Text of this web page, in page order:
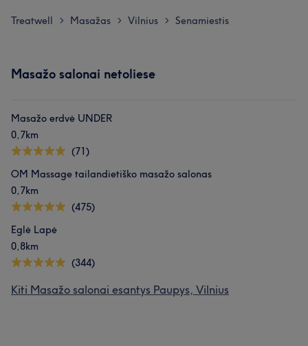
Treatwell > Masažas > Vilnius > Senamiestis
Masažo salonai netoliese
Masažo erdvė UNDER
0,7km
(71)
OM Massage tailandietiško masažo salonas
0,7km
(475)
Eglė Lapė
0,8km
(344)
Kiti Masažo salonai esantys Paupys, Vilnius